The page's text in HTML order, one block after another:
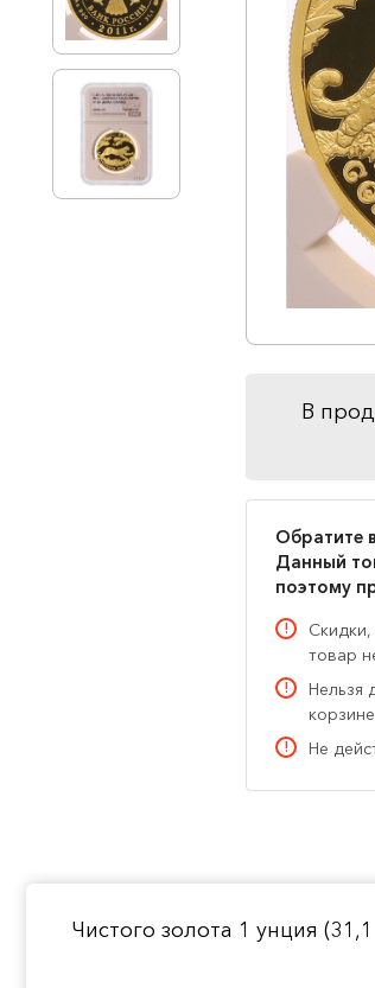
В
Обратите
Данный
поэтому
товар
Нельзя
Не
Чистого золота 1 унция (31,1